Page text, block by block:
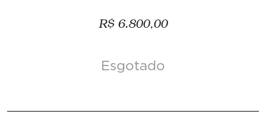
R$ 6.800,00
Esgotado